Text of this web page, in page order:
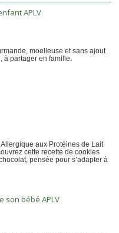
APLV
moelleuse et sans ajout
à partager en famille.
aux Protéines de Lait
cette recette de cookies
pensée pour s’adapter à
son bébé APLV